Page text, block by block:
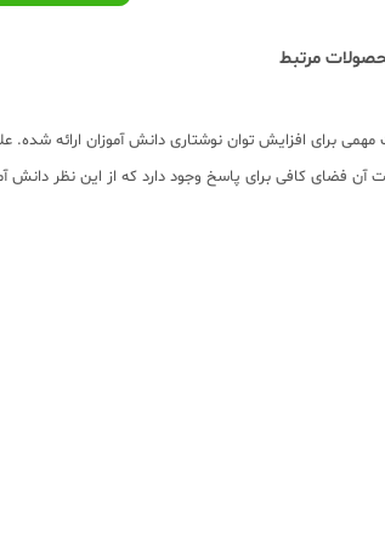
مرتبط
مهمی برای افزایش توان نوشتاری دانش آموزان ارائه شده.
آن فضای کافی برای پاسخ وجود دارد که از این نظر دانش